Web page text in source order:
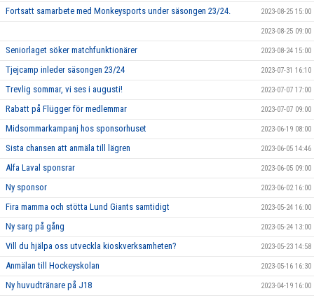
Fortsatt samarbete med Monkeysports under säsongen 23/24. 2023-08-25 15:00
2023-08-25 09:00
Seniorlaget söker matchfunktionärer 2023-08-24 15:00
Tjejcamp inleder säsongen 23/24 2023-07-31 16:10
Trevlig sommar, vi ses i augusti! 2023-07-07 17:00
Rabatt på Flügger för medlemmar 2023-07-07 09:00
Midsommarkampanj hos sponsorhuset 2023-06-19 08:00
Sista chansen att anmäla till lägren 2023-06-05 14:46
Alfa Laval sponsrar 2023-06-05 09:00
Ny sponsor 2023-06-02 16:00
Fira mamma och stötta Lund Giants samtidigt 2023-05-24 16:00
Ny sarg på gång 2023-05-24 13:00
Vill du hjälpa oss utveckla kioskverksamheten? 2023-05-23 14:58
Anmälan till Hockeyskolan 2023-05-16 16:30
Ny huvudtränare på J18 2023-04-19 16:00